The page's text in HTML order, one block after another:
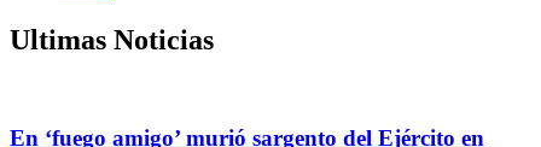
Ultimas Noticias
En ‘fuego amigo’ murió sargento del Ejército en